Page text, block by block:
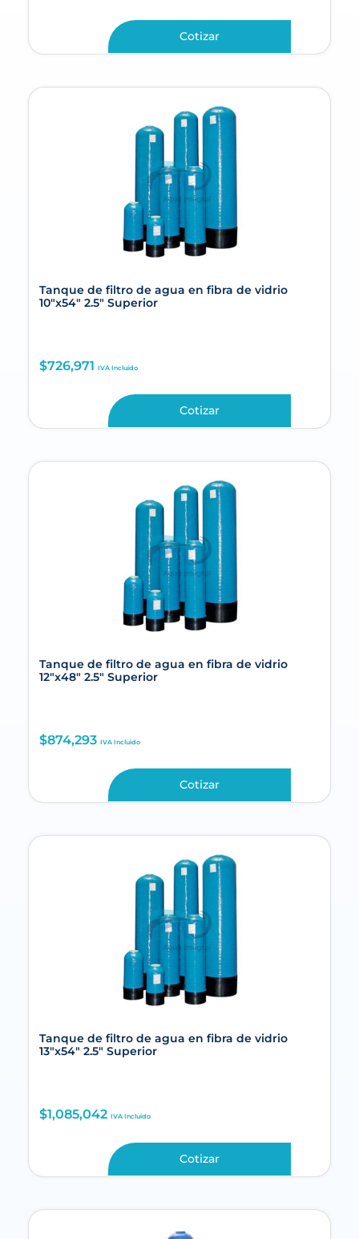
Cotizar
Tanque de filtro de agua en fibra de vidrio
10″x54″ 2.5″ Superior
$726,971 IVA Incluido
Cotizar
Tanque de filtro de agua en fibra de vidrio
12″x48″ 2.5″ Superior
$874,293 IVA Incluido
Cotizar
Tanque de filtro de agua en fibra de vidrio
13″x54″ 2.5″ Superior
$1,085,042 IVA Incluido
Cotizar